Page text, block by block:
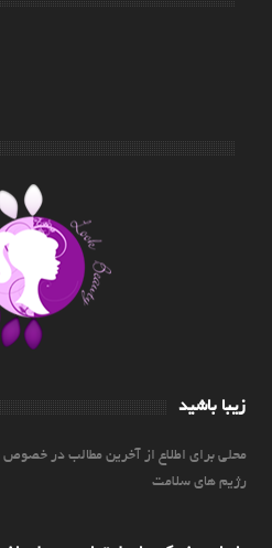
زیبا باشید
محلی برای اطلاع از آخرین مطالب در خصوص
رژیم های سلامت